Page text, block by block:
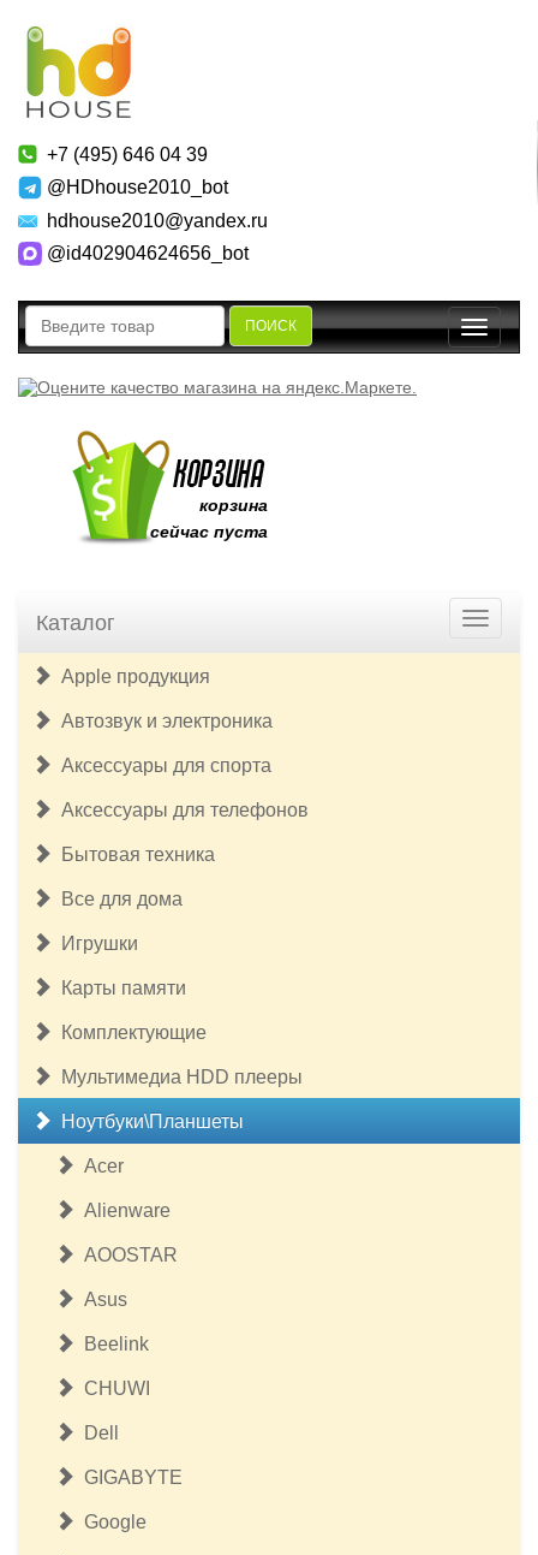
+7 (495) 646 04 39
@HDhouse2010_bot
hdhouse2010@yandex.ru
@id402904624656_bot
ПОИСК
Toggle
корзина
сейчас пуста
Каталог
Apple продукция
Автозвук и электроника
Аксессуары для спорта
Аксессуары для телефонов
Бытовая техника
Все для дома
Игрушки
Карты памяти
Комплектующие
Мультимедиа HDD плееры
Ноутбуки\Планшеты
Acer
Alienware
AOOSTAR
Asus
Beelink
CHUWI
Dell
GIGABYTE
Google